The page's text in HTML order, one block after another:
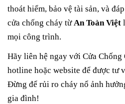
thoát hiểm, bảo vệ tài sản, và
cửa chống cháy từAn Toàn Việt
mọi công trình.
Hãy liên hệ ngay với Cửa Chống
hotline hoặc website để được tư
Đừng để rủi ro cháy nổ ảnh
gia đình!